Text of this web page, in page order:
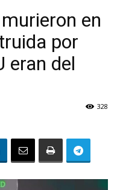
en
por
eran del
328